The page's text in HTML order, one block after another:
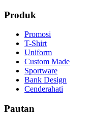
Produk
Promosi
T-Shirt
Uniform
Custom Made
Sportware
Bank Design
Cenderahati
Pautan